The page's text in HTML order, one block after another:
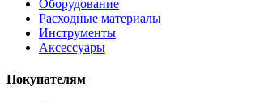
Оборудование
Расходные материалы
Инструменты
Аксессуары
Покупателям